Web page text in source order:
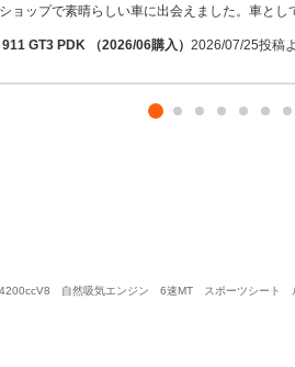
ョップで素晴らしい車に出会えました。車と
GT3 PDK （2026/06購入） 2026/07/25投稿
自然吸気エンジン 6速MT スポーツシート